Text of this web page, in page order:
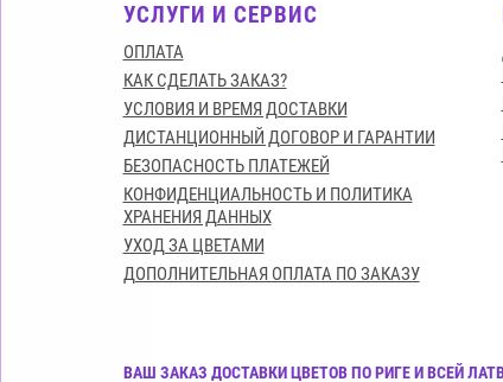
УСЛУГИ И СЕРВИС
ОПЛАТА
КАК СДЕЛАТЬ ЗАКАЗ?
УСЛОВИЯ И ВРЕМЯ ДОСТАВКИ
ДИСТАНЦИОННЫЙ ДОГОВОР И ГАРАНТИИ
БЕЗОПАСНОСТЬ ПЛАТЕЖЕЙ
КОНФИДЕНЦИАЛЬНОСТЬ И ПОЛИТИКА
ХРАНЕНИЯ ДАННЫХ
УХОД ЗА ЦВЕТАМИ
ДОПОЛНИТЕЛЬНАЯ ОПЛАТА ПО ЗАКАЗУ
ВАШ ЗАКАЗ ДОСТАВКИ ЦВЕТОВ ПО РИГЕ И ВСЕЙ